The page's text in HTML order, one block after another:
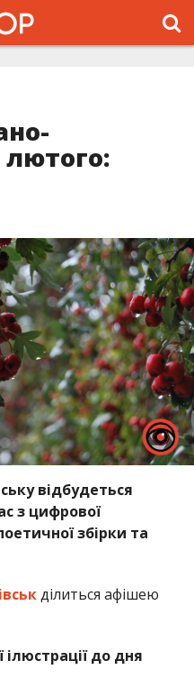
лютого:
відбудеться
з цифрової
збірки та
ділиться афішею
до дня